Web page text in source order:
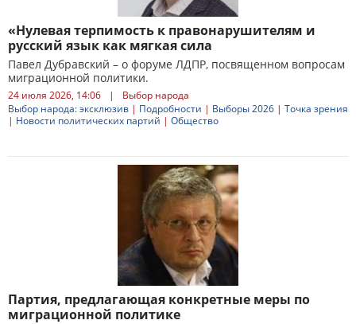
«Нулевая терпимость к правонарушителям и
русский язык как мягкая сила
Павел Дубравский – о форуме ЛДПР, посвященном вопросам
миграционной политики.
24 июля 2026, 14:06 |
Выбор народа
Выбор народа: эксклюзив | Подробности | Выборы 2026 | Точка зрения
| Новости политических партий | Общество
Партия, предлагающая конкретные меры по
миграционной политике